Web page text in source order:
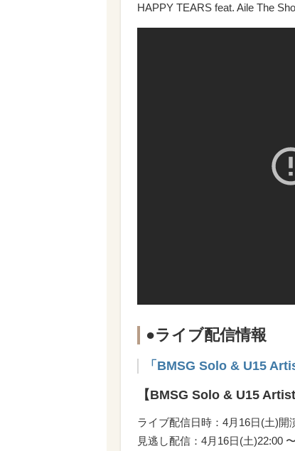
HAPPY TEARS feat. Aile The
●ライブ配信情報
「BMSG Solo & U15
【BMSG Solo & U15
ライブ配信日時：4月16日(土)開
見逃し配信：4月16日(土)22:00